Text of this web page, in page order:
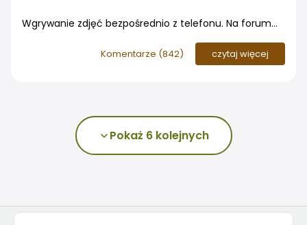
Wgrywanie zdjęć bezpośrednio z telefonu. Na forum
roślinyakwariowe.pl pojawiła się nowa funkcja -
możliwość dodawania zdjęć i załączników do postów
Komentarze (842) czytaj więcej
Pokaż 6 kolejnych